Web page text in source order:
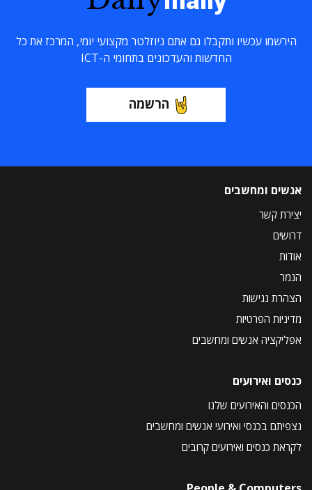
הירשמו עכשיו ותקבלו גם אתם ניוזלטר מקצועי יומי, המרכז את כל
החדשות והעדכונים בתחומי ה-ICT
הרשמה
אנשים ומחשבים
יצירת קשר
דרושים
אודות
הנמר
הצהרת נגישות
מדיניות הפרטיות
אפליקציה אנשים ומחשבים
כנסים ואירועים
הכנסים והאירועים שלנו
נצפיתם בכנסי ואירועי אנשים ומחשבים
לקראת כנסים ואירועים קרובים